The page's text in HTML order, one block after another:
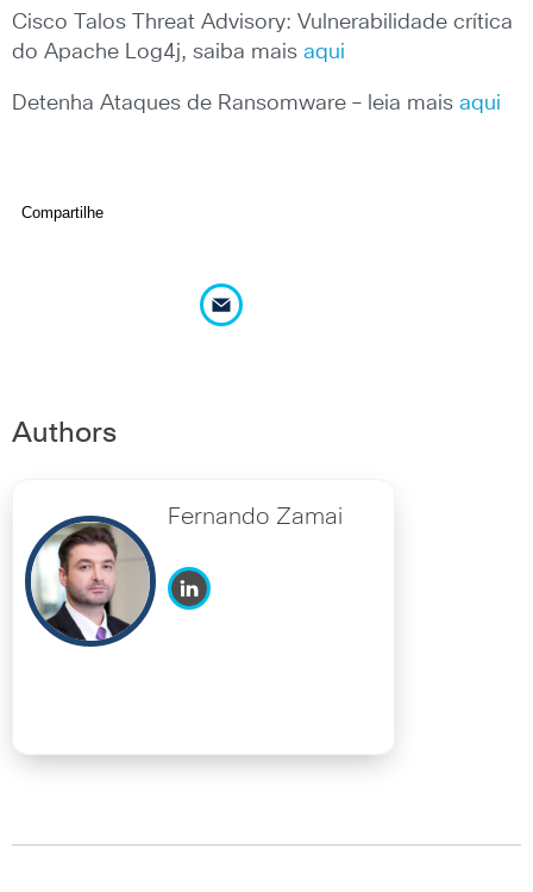
Cisco Talos Threat Advisory: Vulnerabilidade crítica
do Apache Log4j, saiba mais aqui
Detenha Ataques de Ransomware – leia mais aqui
Compartilhe
Authors
Fernando Zamai